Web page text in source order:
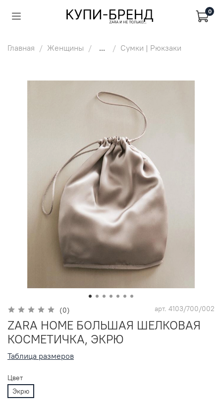
0
Главная Женщины ... Сумки | Рюкзаки
(0) арт. 4103/700/002
ZARA HOME БОЛЬШАЯ ШЕЛКОВАЯ
КОСМЕТИЧКА, ЭКРЮ
Таблица размеров
Цвет
Экрю